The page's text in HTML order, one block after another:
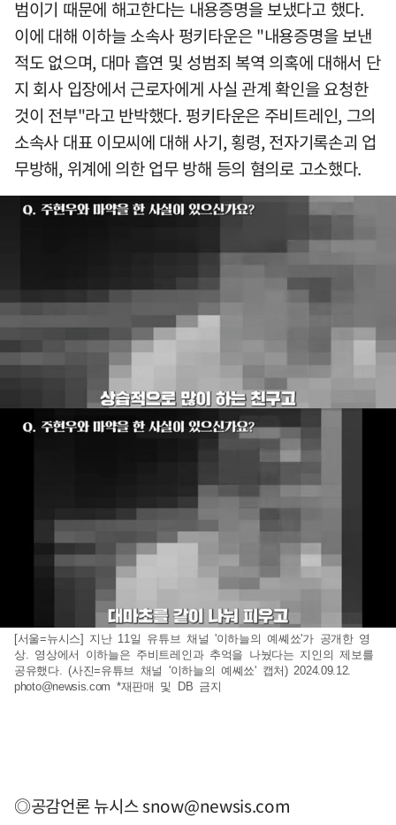
범이기 때문에 해고한다는 내용증명을 보냈다고 했다.
이에 대해 이하늘 소속사 펑키타운은 "내용증명을 보낸
적도 없으며, 대마 흡연 및 성범죄 복역 의혹에 대해서 단
지 회사 입장에서 근로자에게 사실 관계 확인을 요청한
것이 전부"라고 반박했다. 펑키타운은 주비트레인, 그의
소속사 대표 이모씨에 대해 사기, 횡령, 전자기록손괴 업
무방해, 위계에 의한 업무 방해 등의 혐의로 고소했다.
[서울=뉴시스] 지난 11일 유튜브 채널 '이하늘의 예쎼쑈'가 공개한 영
상. 영상에서 이하늘은 주비트레인과 추억을 나눴다는 지인의 제보를
공유했다. (사진=유튜브 채널 '이하늘의 예쎼쑈' 캡처) 2024.09.12.
photo@newsis.com *재판매 및 DB 금지
◎공감언론 뉴시스snow@newsis.com